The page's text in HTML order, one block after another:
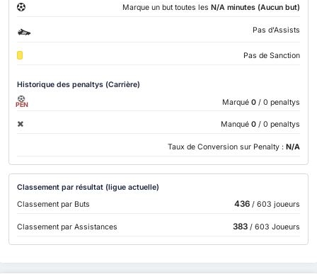
Marque un but toutes les N/A minutes (Aucun but)
Pas d'Assists
Pas de Sanction
Historique des penaltys (Carrière)
PEN Marqué 0 / 0 penaltys
Manqué 0 / 0 penaltys
Taux de Conversion sur Penalty : N/A
Classement par résultat (ligue actuelle)
Classement par Buts
436/ 603 joueurs
Classement par Assistances 383/ 603 Joueurs